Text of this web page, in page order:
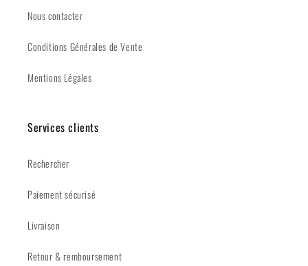
Nous contacter
Conditions Générales de Vente
Mentions Légales
Services clients
Rechercher
Paiement sécurisé
Livraison
Retour & remboursement